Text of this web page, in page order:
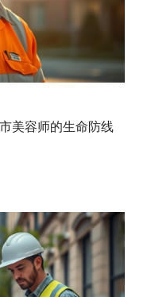
美容师的生命防线